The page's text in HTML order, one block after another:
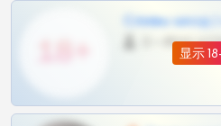
显示
Сливы шкод